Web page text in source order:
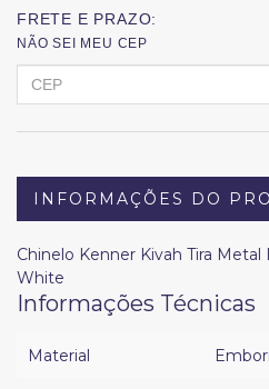
FRETE E PRAZO:
NÃO SEI MEU CEP
INFORMAÇÕES DO
Chinelo Kenner Kivah Tira
White
Informações Técnicas
Material